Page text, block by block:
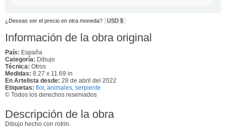
¿Deseas ver el precio en otra moneda? USD $
Información de la obra original
País: España
Categoría: Dibujo
Técnica: Otros
Medidas: 8.27 x 11.69 in
En Artelista desde: 28 de abril del 2022
Etiquetas: flor, animales, serpiente
© Todos los derechos reservados
Descripción de la obra
Dibujo hecho con rotrin.